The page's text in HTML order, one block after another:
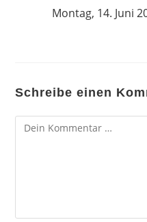
Montag, 14. Juni
Schreibe einen
Kommentar